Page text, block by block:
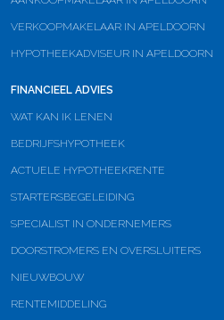
VERKOOPMAKELAAR IN APELDOORN
HYPOTHEEKADVISEUR IN APELDOORN
FINANCIEEL ADVIES
WAT KAN IK LENEN
BEDRIJFSHYPOTHEEK
ACTUELE HYPOTHEEKRENTE
STARTERSBEGELEIDING
SPECIALIST IN ONDERNEMERS
DOORSTROMERS EN OVERSLUITERS
NIEUWBOUW
RENTEMIDDELING